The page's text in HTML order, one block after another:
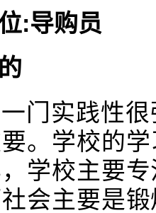
:导购员
门实践性
。学校的
学校主要
会主要是